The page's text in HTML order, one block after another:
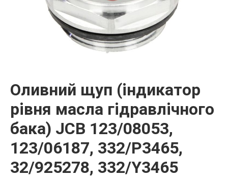
Оливний щуп (індикатор
рівня масла гідравлічного
бака) JCB 123/08053,
123/06187, 332/P3465,
32/925278, 332/Y3465